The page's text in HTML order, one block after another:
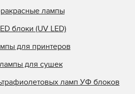
лампы
блоки (UV LED)
для принтеров
для сушек
ламп УФ блоков